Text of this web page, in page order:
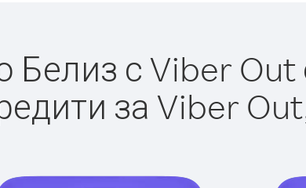
Белиз с Viber Out
за Viber